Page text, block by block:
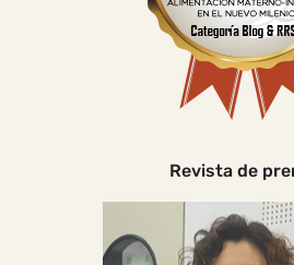
Revista de